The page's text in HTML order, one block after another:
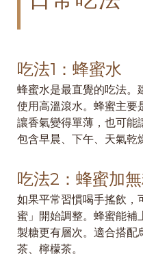
吃法1：蜂蜜水
蜂蜜水是最直覺的吃法。
使用高溫滾水。蜂蜜主要
讓香氣變得單薄，也可能
包含早晨、下午、天氣乾
吃法2：蜂蜜加
如果平常習慣喝手搖飲，
蜜」開始調整。蜂蜜能補
製糖更有層次。適合搭配
茶、檸檬茶。